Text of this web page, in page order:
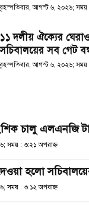
বৃহস্পতিবার, আগস্ট ৬, ২০২৬; সময়
১১ দলীয় ঐক্যের
সচিবালয়ের সব গেট
বৃহস্পতিবার, আগস্ট ৬, ২০২৬; সময়
চালু এলএনজি
সময় : ৩:২১ অপরাহ্ণ
হলো
সময় : ৩:১২ অপরাহ্ণ